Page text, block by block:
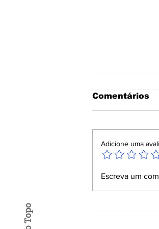
Pesquisa
Comentários
Adicione uma
Escreva um